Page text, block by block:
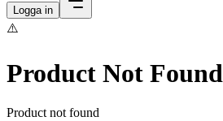
Logga in
⚠️
Product Not Found
Product not found